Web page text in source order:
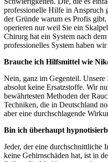
professionelle Hilfe in Anspruch
der Gründe warum es Profis
operieren nur weil Sie ein
Chirurg hat ein System nach
professionelles System haben
Brauche ich Hilfsmittel wie
Nein, ganz im Gegenteil.
absolut keine Ersatzstoffe. Wir
bewährtesten Methoden der
Techniken, die in Deutschland
aber eine durchschlagende
Bin ich überhaupt
Jeder, der eine durchschnittliche
keine Gehirnschäden hat, ist in